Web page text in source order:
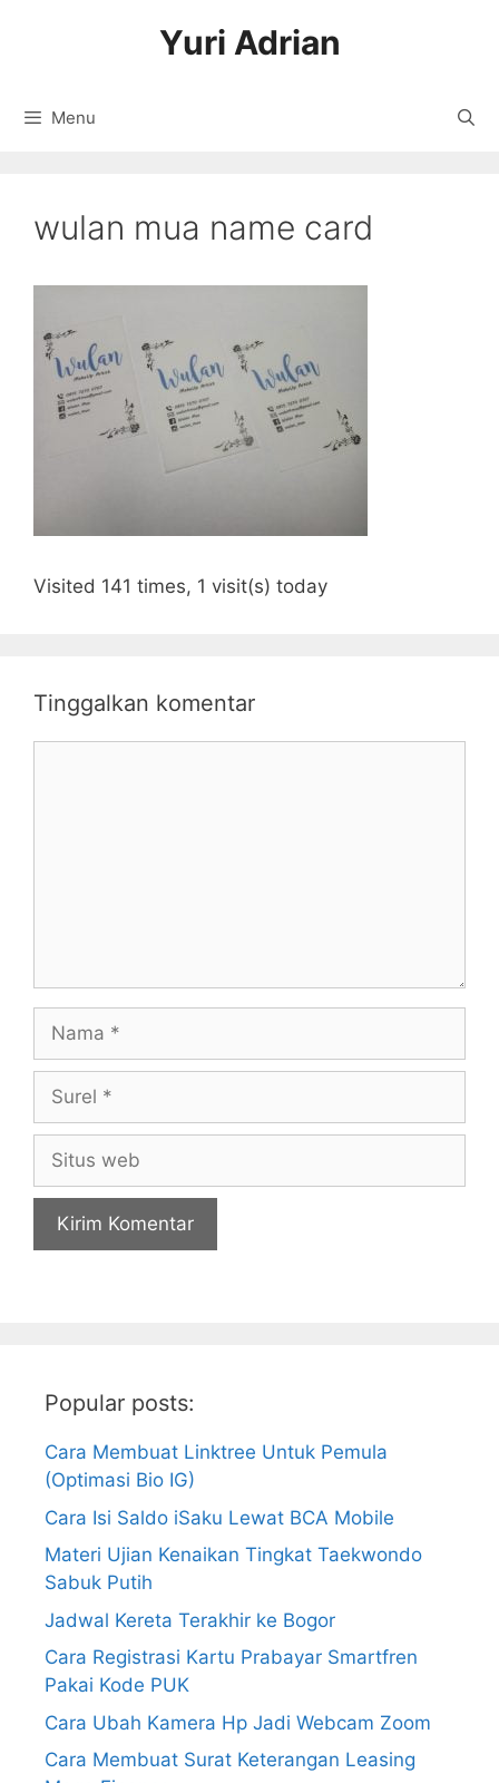
Yuri Adrian
Menu
wulan mua name card
Visited 141 times, 1 visit(s) today
Tinggalkan komentar
web
Popular posts:
Cara Membuat Linktree Untuk Pemula
(Optimasi Bio IG)
Cara Isi Saldo iSaku Lewat BCA Mobile
Materi Ujian Kenaikan Tingkat Taekwondo
Sabuk Putih
Jadwal Kereta Terakhir ke Bogor
Cara Registrasi Kartu Prabayar Smartfren
Pakai Kode PUK
Cara Ubah Kamera Hp Jadi Webcam Zoom
Cara Membuat Surat Keterangan Leasing